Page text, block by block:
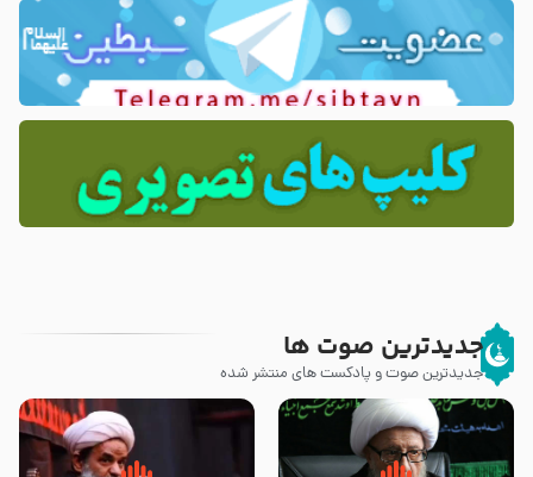
جدیدترین صوت ها
جدیدترین صوت و پادکست های منتشر شده